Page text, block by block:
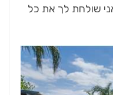
שולחת לך את כל